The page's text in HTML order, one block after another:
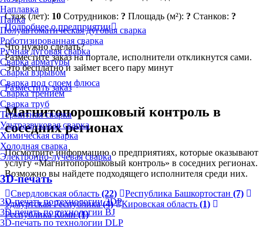
Наплавка
Пайка
Полуавтоматическая дуговая сварка
Роботизированная сварка
Ручная дуговая сварка
Сварка арматуры
Сварка взрывом
Сварка под слоем флюса
Сварка трением
Сварка труб
Термитная сварка
Ультразвуковая сварка
Химическая сварка
Холодная сварка
Электронно-лучевая сварка
3D-печать
3D-печать по технологии 3DP
3D-печать по технологии BJ
3D-печать по технологии DLP
Стаж (лет): 10 Сотрудников: ? Площадь (м²): ? Станков: ?
Подробнее о предприятии
Что нужно сделать?
Разместите заказ на портале, исполнители откликнутся сами.
Это бесплатно и займет всего пару минут
Разместить заказ
Магнитопорошковый контроль в
соседних регионах
Посмотрите информацию о предприятиях, которые оказывают
услугу «Магнитопорошковый контроль» в соседних регионах.
Возможно вы найдете подходящего исполнителя среди них.
Свердловская область (22) Республика Башкортостан (7)
Удмуртская Республика(4) Кировская область (1)
Республика Коми(1)